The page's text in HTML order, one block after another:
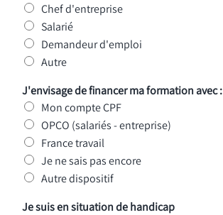
Chef d'entreprise
Salarié
Demandeur d'emploi
Autre
J'envisage de financer ma formation avec :
Mon compte CPF
OPCO (salariés - entreprise)
France travail
Je ne sais pas encore
Autre dispositif
Je suis en situation de handicap